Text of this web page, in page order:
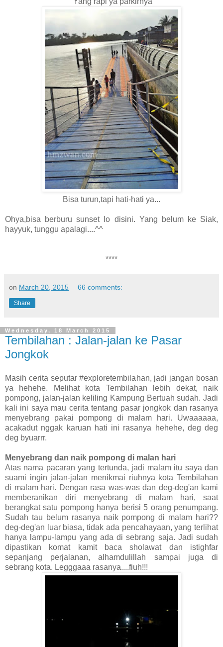
Bisa turun,tapi hati-hati ya...
Ohya,bisa berburu sunset lo disini. Yang belum ke Siak,
hayyuk, tunggu apalagi....^^
****
on March 20, 2015 66 comments:
Share
Wednesday, 18 March 2015
Tembilahan : Jalan-jalan ke Pasar
Jongkok
Masih cerita seputar #exploretembilahan, jadi jangan bosan
ya hehehe. Melihat kota Tembilahan lebih dekat, naik
pompong, jalan-jalan keliling Kampung Bertuah sudah. Jadi
kali ini saya mau cerita tentang pasar jongkok dan rasanya
menyebrang pakai pompong di malam hari. Uwaaaaaa,
acakadut nggak karuan hati ini rasanya hehehe, deg deg
deg byuarrr.
Menyebrang dan naik pompong di malan hari
Atas nama pacaran yang tertunda, jadi malam itu saya dan
suami ingin jalan-jalan menikmai riuhnya kota Tembilahan
di malam hari. Dengan rasa was-was dan deg-deg'an kami
memberanikan diri menyebrang di malam hari, saat
berangkat satu pompong hanya berisi 5 orang penumpang.
Sudah tau belum rasanya naik pompong di malam hari??
deg-deg'an luar biasa, tidak ada pencahayaan, yang terlihat
hanya lampu-lampu yang ada di sebrang saja. Jadi sudah
dipastikan komat kamit baca sholawat dan istighfar
sepanjang perjalanan, alhamdulillah sampai juga di
sebrang kota. Legggaaa rasanya....fiuh!!!